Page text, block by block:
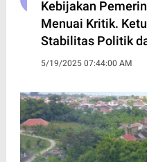
Kebijakan
Menuai Kritik.
Stabilitas Politik
5/19/2025 07:44:00 AM